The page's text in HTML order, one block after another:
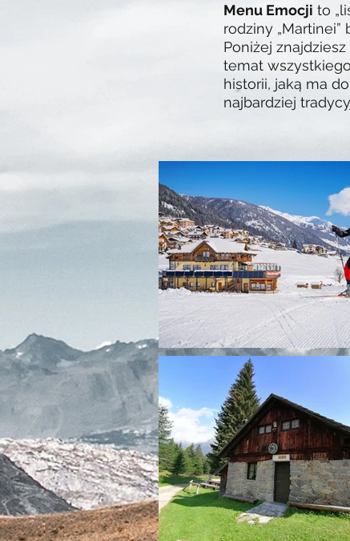
Menu Emocji to
rodziny
Poniżej
temat
historii, jaką ma
najbardziej